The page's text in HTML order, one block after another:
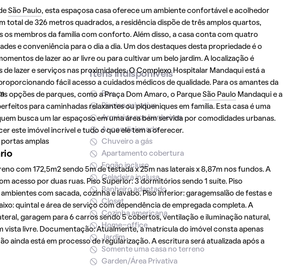
São Paulo, esta espaçosa casa oferece um ambiente confortável e acolhedor
total de 326 metros quadrados, a residência dispõe de três amplos quartos,
membros da família com conforto. Além disso, a casa conta com quatro
e conveniência para o dia a dia. Um dos destaques desta propriedade é o
de lazer ao ar livre ou para cultivar um belo jardim. A localização é
lazer e serviços nas proximidades. O Complexo Hospitalar Mandaqui está a
fácil acesso a cuidados médicos de qualidade. Para os amantes da
opções de parques, como a Praça Dom Amaro, o Parque São PauloMandaqui e a
para caminhadas relaxantes ou piqueniques em família. Esta casa é uma
busca um lar espaçoso em uma área bem servida por comodidades urbanas.
este imóvel incrível e tudo o que ele tem a oferecer.
com 172,5m2 sendo 5m de testada x 25m nas laterais x 8,87m nos fundos. A
acesso por duas ruas. Piso Superior: 3 dormitórios sendo 1 suíte. Piso
com sacada, cozinha e lavabo. Piso inferior: garagemsalão de festas e
quintal e área de serviço com dependência de empregada completa. A
garagem para 6 carros sendo 5 cobertos, ventilação e iluminação natural,
vista livre. Documentação: Atualmente, a matrícula do imóvel consta apenas
ainda está em processo de regularização. A escritura será atualizada após a
amplas
Itens indisponíveis
Box
Piscina privativa
Armários nos banheiros
Ar condicionado
Chuveiro a gás
Apartamento cobertura
Fogão incluso
Geladeira inclusa
Banheiro adaptado
Closet
Cozinha americana
Home-office
Jardim
Somente uma casa no terreno
Garden/Área Privativa